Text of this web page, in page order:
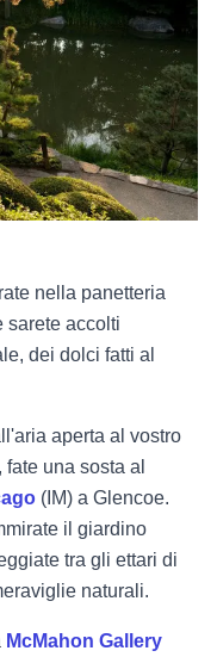
nella panetteria
sarete accolti
dei dolci fatti al
aperta al vostro
una sosta al
(IM) a Glencoe.
il giardino
tra gli ettari di
naturali.
McMahon Gallery